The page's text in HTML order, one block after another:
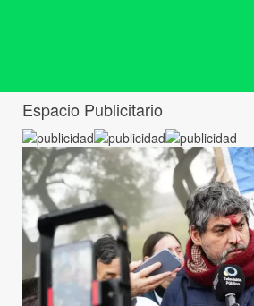
Espacio Publicitario